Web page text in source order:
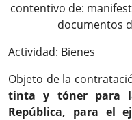
contentivo de:
documentos
Actividad: Bienes
Objeto de la
tinta y tóner para
República, para el